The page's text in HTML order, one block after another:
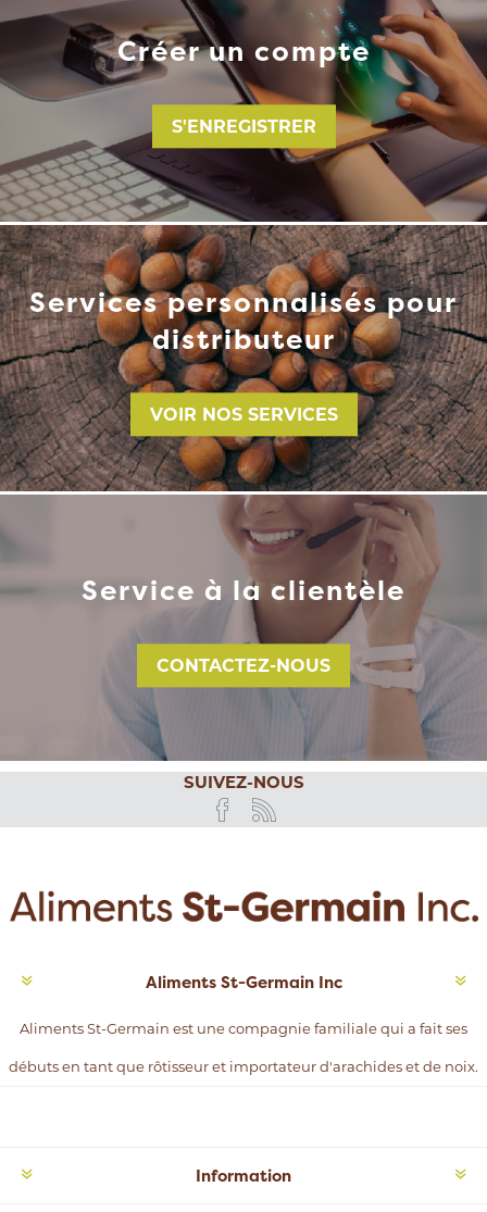
Créer un compte
S'ENREGISTRER
Services personnalisés pour
distributeur
VOIR NOS SERVICES
Service à la clientèle
CONTACTEZ-NOUS
SUIVEZ-NOUS
Aliments St-Germain Inc
Aliments St-Germain est une compagnie familiale qui a fait ses
débuts en tant que rôtisseur et importateur d'arachides et de noix.
Information